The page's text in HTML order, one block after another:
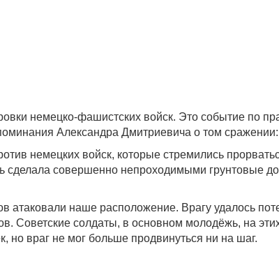
немецко-фашистских войск. Это событие по
Александра Дмитриевича о том сражении:
немецких войск, которые стремились
сделала совершенно непроходимыми грунтовые
атаковали наше расположение. Врагу удалось
Советские солдаты, в основном молодёжь, на
но враг не мог больше продвинуться ни на шаг.